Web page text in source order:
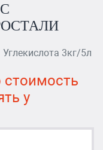
Углекислота 3кг/5л
у